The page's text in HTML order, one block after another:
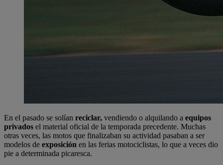
En el pasado se solían reciclar, vendiendo o alquilando a equipos
privados el material oficial de la temporada precedente. Muchas
otras veces, las motos que finalizaban su actividad pasaban a ser
modelos de exposición en las ferias motociclistas, lo que a veces dio
pie a determinada picaresca.